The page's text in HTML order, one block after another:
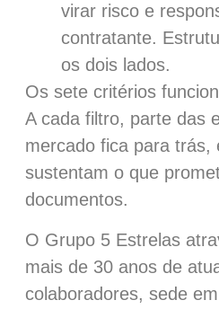
virar risco e
contratante.
os dois lados.
Os sete critérios
A cada filtro, parte das
mercado fica para trás,
sustentam o que
documentos.
O Grupo 5 Estrelas
mais de 30 anos de
colaboradores, sede